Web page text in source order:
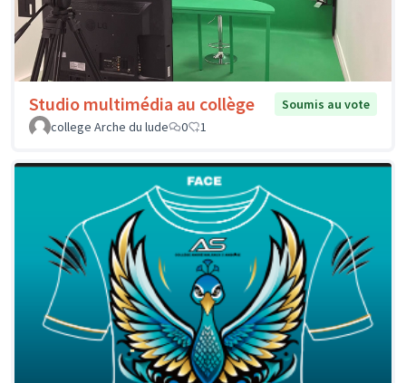
Studio multimédia au collège
Soumis au vote
college Arche du lude
0 1